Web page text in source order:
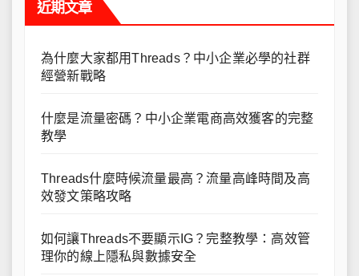
近期文章
為什麼大家都用Threads？中小企業必學的社群
經營新戰略
什麼是流量密碼？中小企業電商高效獲客的完整
教學
Threads什麼時候流量最高？流量高峰時間及高
效發文策略攻略
如何讓Threads不要顯示IG？完整教學：高效管
理你的線上隱私與數據安全